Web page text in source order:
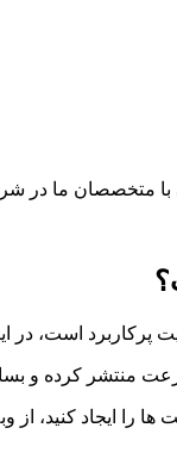
با متخصصان ما در
است، در
کرده و
را ایجاد کنید،